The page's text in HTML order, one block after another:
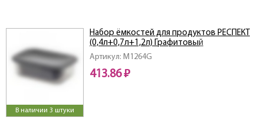
В наличии 3 штуки
Артикул: M1264G
Набор ёмкостей для продуктов РЕСПЕКТ
(0,4л+0,7л+1,2л) Графитовый
413.86 ₽